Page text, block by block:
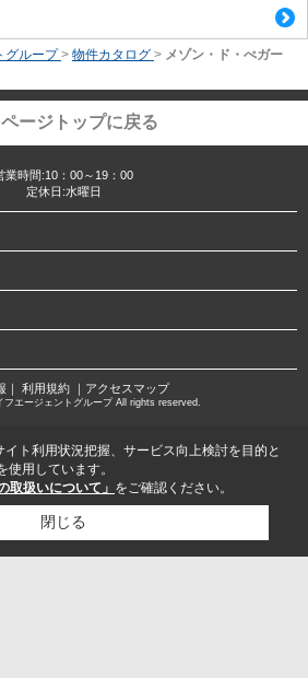
グループ > 物件カタログ > メゾン・ド・ぺガー
ページトップに戻る
業時間:10：00～19：00
定休日:水曜日
利用規約｜ アクセスマップ
フエージェントグループ All rights reserved.
ト利用状況把握、サービス向上検討を目的と
用しています。
取扱いについて」 をご確認ください。
閉じる